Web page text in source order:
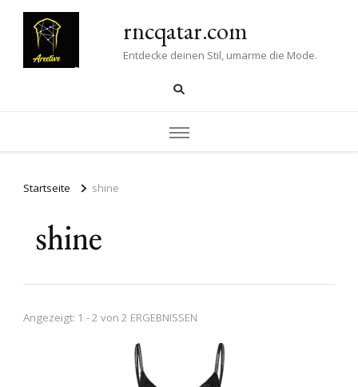
rncqatar.com
Entdecke deinen Stil, umarme die Mode.
Startseite shine
shine
Angezeigt: 1 - 2 von 2 ERGEBNISSEN